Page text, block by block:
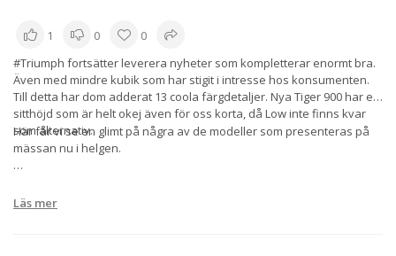
1 0
0
#Triumph fortsätter leverera nyheter som kompletterar enormt bra.
Även med mindre kubik som har stigit i intresse hos konsumenten.
Till detta har dom adderat 13 coola färgdetaljer. Nya Tiger 900 har en
sitthöjd som är helt okej även för oss korta, då Low inte finns kvar
som alternativ.
Här får vi se en glimt på några av de modeller som presenteras på
mässan nu i helgen.
Läs mer